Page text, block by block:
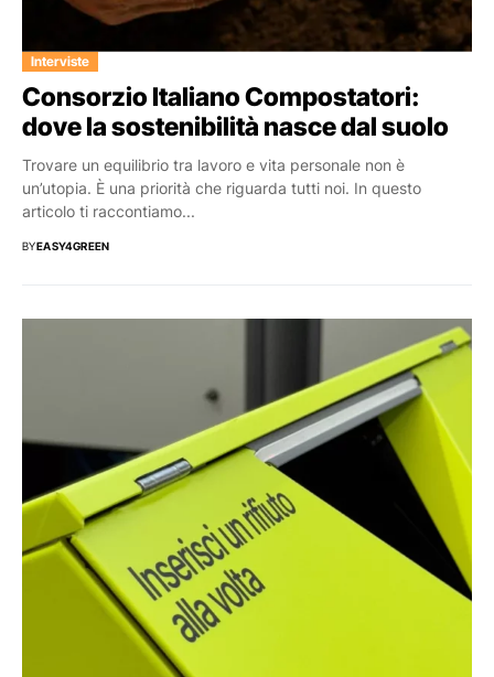
Interviste
Consorzio Italiano Compostatori:
dove la sostenibilità nasce dal suolo
Trovare un equilibrio tra lavoro e vita personale non è
un’utopia. È una priorità che riguarda tutti noi. In questo
articolo ti raccontiamo...
BYEASY4GREEN